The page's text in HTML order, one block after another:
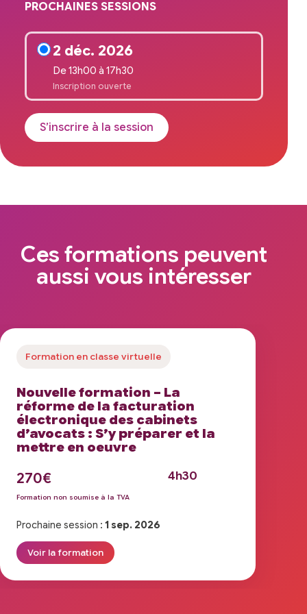
PROCHAINES SESSIONS
2 déc. 2026
De 13h00 à 17h30
Inscription ouverte
S’inscrire à la session
Ces formations peuvent
aussi vous intéresser
Formation en classe virtuelle
Nouvelle formation – La
réforme de la facturation
électronique des cabinets
d’avocats : S’y préparer et la
mettre en oeuvre
270€
Formation non soumise à la TVA
4h30
Prochaine session : 1 sep. 2026
Voir la formation